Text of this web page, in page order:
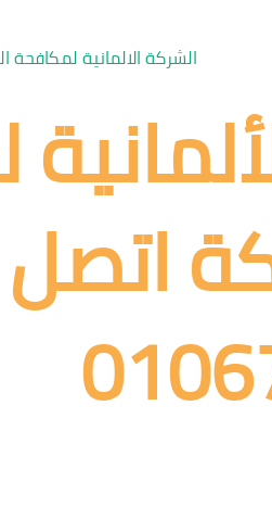
الشركة الالمانية لمكافحة
اتصل